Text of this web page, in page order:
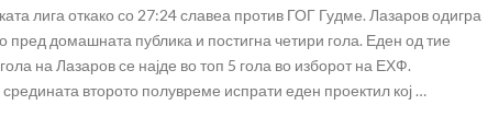
лига откако со 27:24 славеа против ГОГ Гудме. Лазаров одигра
пред домашната публика и постигна четири гола. Еден од тие
на Лазаров се најде во топ 5 гола во изборот на ЕХФ.
второто полувреме испрати еден проектил кој …